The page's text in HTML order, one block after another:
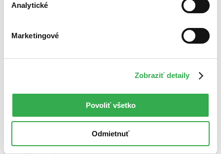
Analytické
Marketingové
Zobraziť detaily
Povoliť všetko
Odmietnuť
Bestsellery
Najdrahšie
vyhovujúci zadaným podmienkam.
Skúste prosím zmeniť vyhľadávaný výraz.
Chcete poradiť knihu?